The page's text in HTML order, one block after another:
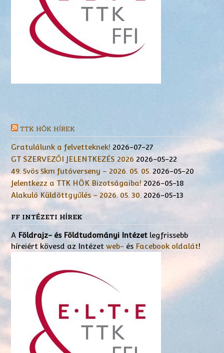
TTK HÖK HÍREK
Gratulálunk a felvetteknek! 2026-07-27
GT SZERVEZŐI JELENTKEZÉS 2026 2026-05-22
49. 5vös 5km futóverseny – 2026. 05. 05. 2026-05-20
Jelentkezz a TTK HÖK Bizotságaiba! 2026-05-18
Alakuló Küldöttgyűlés – 2026. 05. 30. 2026-05-13
FF INTÉZETI HÍREK
A Földrajz- és Földtudományi Intézet legfrissebb
híreiért kövesd az Intézet web- és Facebook oldalát!